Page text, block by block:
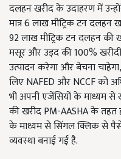
दलहन खरीद के उदाहरण में
मात्र 6 लाख मीट्रिक टन दलहन
92 लाख मीट्रिक टन दलहन की
मसूर और उड़द की 100% खरीदी
उत्पादन करेगा और बेचना
लिए NAFED और NCCF को
भी अपनी एजेंसियों के माध्यम
की खरीद PM-AASHA के तहत
के माध्यम से सिंगल क्लिक से
व्यवस्था बनाई गई है.